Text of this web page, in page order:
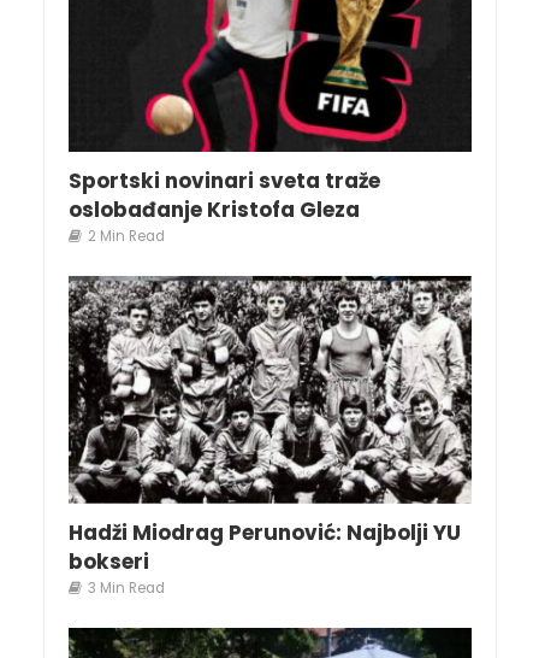
Sportski novinari sveta traže
oslobađanje Kristofa Gleza
2 Min Read
Hadži Miodrag Perunović: Najbolji YU
bokseri
3 Min Read